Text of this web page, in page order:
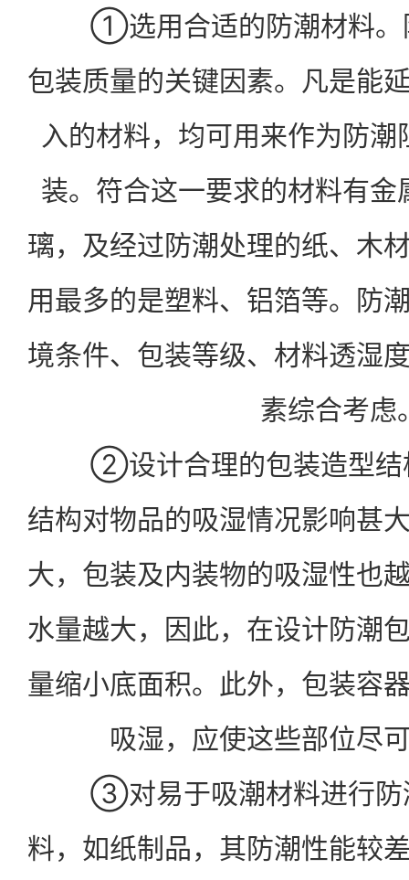
①选用合适的防潮材料。
包装质量的关键因素。凡是能
入的材料，均可用来作为防
装。符合这一要求的材料有
璃，及经过防潮处理的纸、木
用最多的是塑料、铝箔等。防
境条件、包装等级、材料透湿
素综合考虑
②设计合理的包装造型结
结构对物品的吸湿情况影响甚
大，包装及内装物的吸湿性也
水量越大，因此，在设计防潮
量缩小底面积。此外，包装容
吸湿，应使这些部位尽
③对易于吸潮材料进行防
料，如纸制品，其防潮性能较